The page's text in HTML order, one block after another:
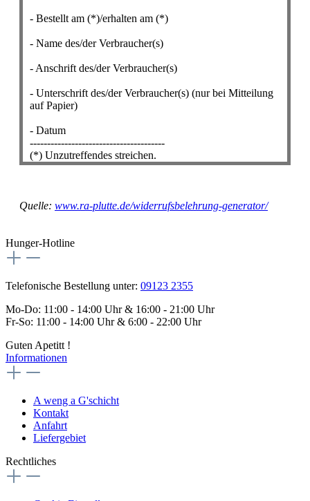
- Bestellt am (*)/erhalten am (*)
- Name des/der Verbraucher(s)
- Anschrift des/der Verbraucher(s)
- Unterschrift des/der Verbraucher(s) (nur bei Mitteilung
auf Papier)
- Datum
---------------------------------------
(*) Unzutreffendes streichen.
Quelle: www.ra-plutte.de/widerrufsbelehrung-generator/
Hunger-Hotline
Telefonische Bestellung unter: 09123 2355
Mo-Do: 11:00 - 14:00 Uhr & 16:00 - 21:00 Uhr
Fr-So: 11:00 - 14:00 Uhr & 6:00 - 22:00 Uhr
Guten Apetitt !
Informationen
A weng a G'schicht
Kontakt
Anfahrt
Liefergebiet
Rechtliches